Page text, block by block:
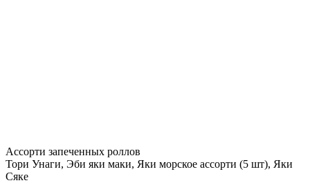
Ассорти запеченных роллов
Тори Унаги, Эби яки маки, Яки морское ассорти (5 шт), Яки
Сяке